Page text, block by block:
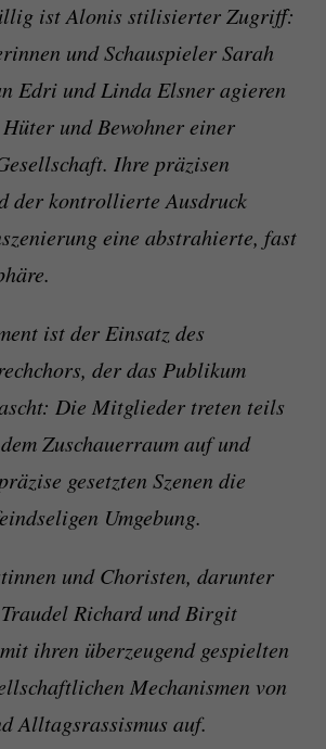
ist Alonis stilisierter Zugriff:
und Schauspieler Sarah
Edri und Linda Elsner agieren
und Bewohner einer
Ihre präzisen
der kontrollierte Ausdruck
eine abstrahierte, fast
ist der Einsatz des
der das Publikum
Die Mitglieder treten teils
Zuschauerraum auf und
gesetzten Szenen die
Umgebung.
und Choristen, darunter
Richard und Birgit
ihren überzeugend gespielten
Mechanismen von
Alltagsrassismus auf.